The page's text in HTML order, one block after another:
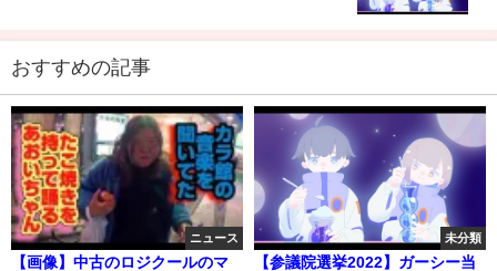
おすすめの記事
ニュース
【画像】中古のロジクールのマ
未分類
【参議院選挙2022】ガーシー当